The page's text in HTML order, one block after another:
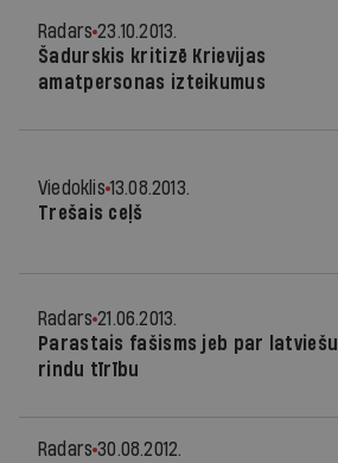
Radars 23.10.2013.
Šadurskis kritizē Krievijas
amatpersonas izteikumus
Viedoklis 13.08.2013.
Trešais ceļš
Radars 21.06.2013.
Parastais fašisms jeb par latviešu
rindu tīrību
Radars 30.08.2012.